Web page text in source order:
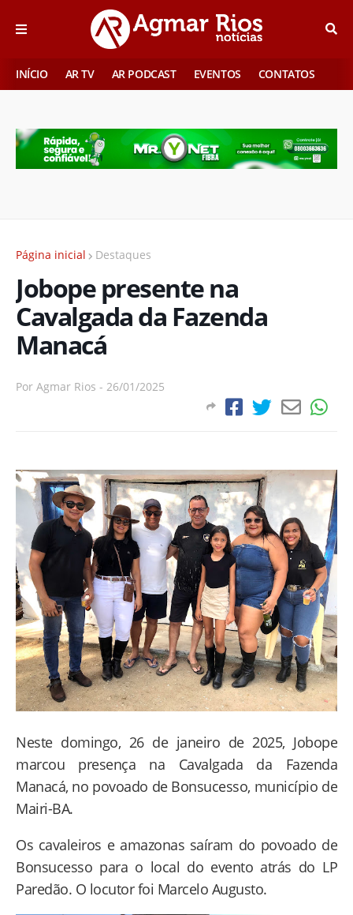
INÍCIO AR TV AR PODCAST EVENTOS CONTATOS
Página inicial Destaques
Jobope presente na
Cavalgada da Fazenda
Manacá
Por Agmar Rios - 26/01/2025
Neste domingo, 26 de janeiro de 2025, Jobope
marcou presença na Cavalgada da Fazenda
Manacá, no povoado de Bonsucesso, município de
Mairi-BA.
Os cavaleiros e amazonas saíram do povoado de
Bonsucesso para o local do evento atrás do LP
Paredão. O locutor foi Marcelo Augusto.